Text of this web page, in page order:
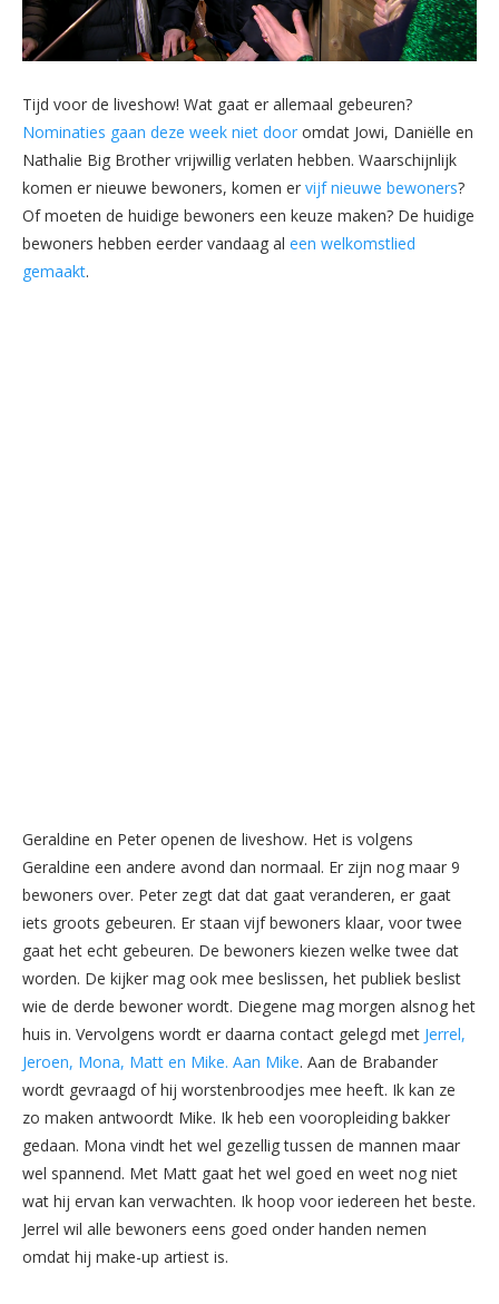
Tijd voor de liveshow! Wat gaat er allemaal gebeuren?
Nominaties gaan deze week niet door omdat Jowi, Daniëlle en
Nathalie Big Brother vrijwillig verlaten hebben. Waarschijnlijk
komen er nieuwe bewoners, komen er vijf nieuwe bewoners?
Of moeten de huidige bewoners een keuze maken? De huidige
bewoners hebben eerder vandaag al een welkomstlied
gemaakt.
Geraldine en Peter openen de liveshow. Het is volgens
Geraldine een andere avond dan normaal. Er zijn nog maar 9
bewoners over. Peter zegt dat dat gaat veranderen, er gaat
iets groots gebeuren. Er staan vijf bewoners klaar, voor twee
gaat het echt gebeuren. De bewoners kiezen welke twee dat
worden. De kijker mag ook mee beslissen, het publiek beslist
wie de derde bewoner wordt. Diegene mag morgen alsnog het
huis in. Vervolgens wordt er daarna contact gelegd met Jerrel,
Jeroen, Mona, Matt en Mike. Aan Mike. Aan de Brabander
wordt gevraagd of hij worstenbroodjes mee heeft. Ik kan ze
zo maken antwoordt Mike. Ik heb een vooropleiding bakker
gedaan. Mona vindt het wel gezellig tussen de mannen maar
wel spannend. Met Matt gaat het wel goed en weet nog niet
wat hij ervan kan verwachten. Ik hoop voor iedereen het beste.
Jerrel wil alle bewoners eens goed onder handen nemen
omdat hij make-up artiest is.